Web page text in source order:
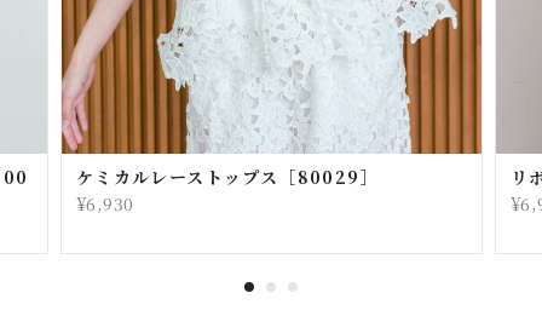
ケミカルレーストップス［80029］
¥6,930
リ